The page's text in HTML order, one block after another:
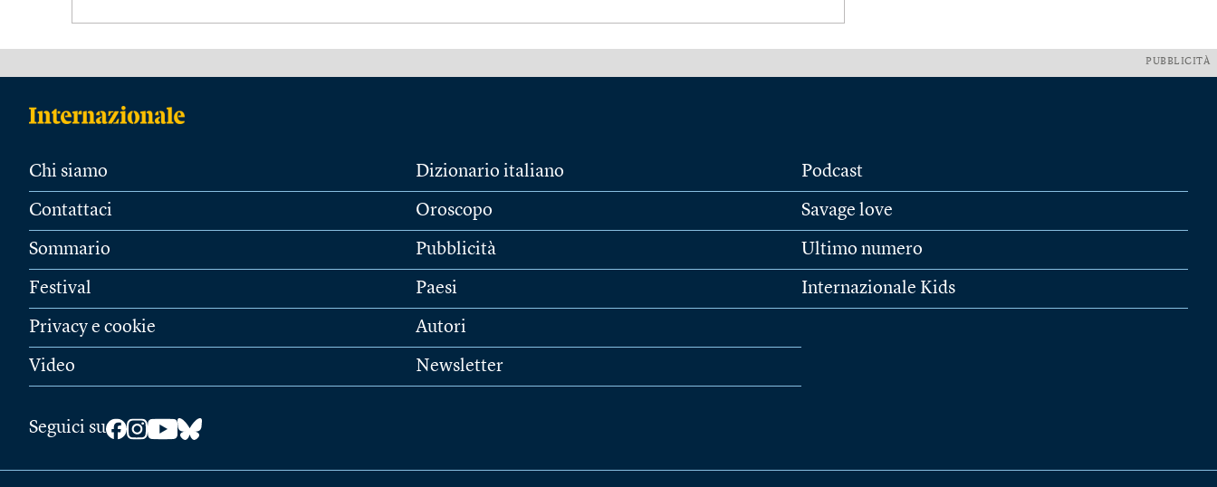
PUBBLICITÀ
Chi siamo
Contattaci
Sommario
Festival
Privacy e cookie
Video
Dizionario italiano
Oroscopo
Pubblicità
Paesi
Autori
Newsletter
Podcast
Savage love
Ultimo numero
Internazionale Kids
Seguici su